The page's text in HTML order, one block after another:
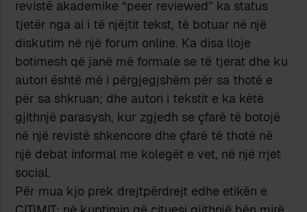
revistë akademike “peer reviewed” ka status
tjetër nga ai i të njëjtit tekst, të botuar në një
diskutim në një forum online. Ka disa lloje
botimesh që janë më formale se të tjerat dhe ku
autori është më i përgjegjshëm për sa thotë e
për sa shkruan; dhe autori i tekstit e ka këtë
gjithnjë parasysh, kur zgjedh se çfarë të botojë
në një revistë shkencore dhe çfarë të thotë në
një debat informal me kolegët e vet, në një rrjet
social.
Për mua kjo prek drejtpërdrejt edhe etikën e